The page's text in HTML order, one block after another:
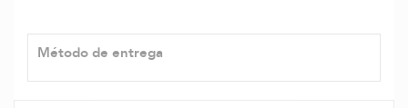
Método de entrega